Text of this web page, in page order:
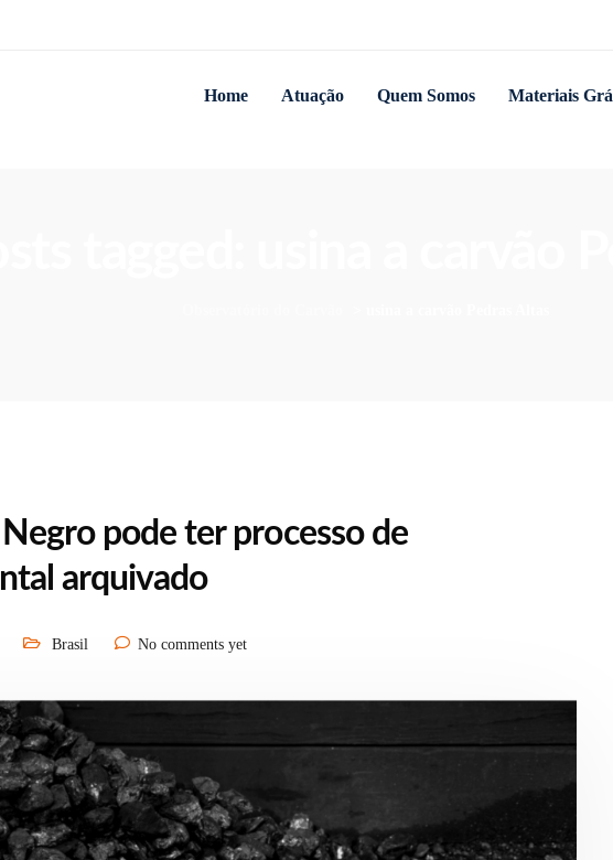
Home Atuação Quem Somos Materiais
pode ter processo de
arquivado
Brasil No comments yet